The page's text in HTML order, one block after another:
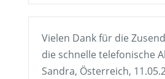
Vielen Dank für die
die schnelle telefonische
Sandra, Österreich,